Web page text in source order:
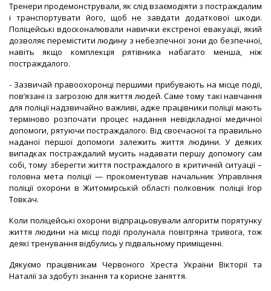
Тренери продемонстрували, як слід взаємодіяти з постраждалим
і транспортувати його, щоб не завдати додаткової шкоди.
Поліцейські вдосконалювали навички екстреної евакуації, який
дозволяє перемістити людину з небезпечної зони до безпечної,
навіть якщо комплекція рятівника набагато менша, ніж
постраждалого.
- Зазвичай правоохоронці першими прибувають на місце події,
пов’язані із загрозою для життя людей. Саме тому такі навчання
для поліції надзвичайно важливі, адже працівники поліції мають
терміново розпочати процес надання невідкладної медичної
допомоги, рятуючи постраждалого. Від своєчасної та правильно
наданої першої допомоги залежить життя людини. У деяких
випадках постраждалий мусить надавати першу допомогу сам
собі, тому зберегти життя постраждалого в критичній ситуації –
головна мета поліції — прокоментував начальник Управління
поліції охорони в Житомирській області полковник поліції Ігор
Товкач.
Коли поліцейські охорони відпрацьовували алгоритм порятунку
життя людини на місці події пролунала повітряна тривога, тож
деякі тренування відбулись у підвальному приміщенні.
Дякуємо працівникам Червоного Хреста України Вікторії та
Наталії за здобуті знання та корисне заняття.